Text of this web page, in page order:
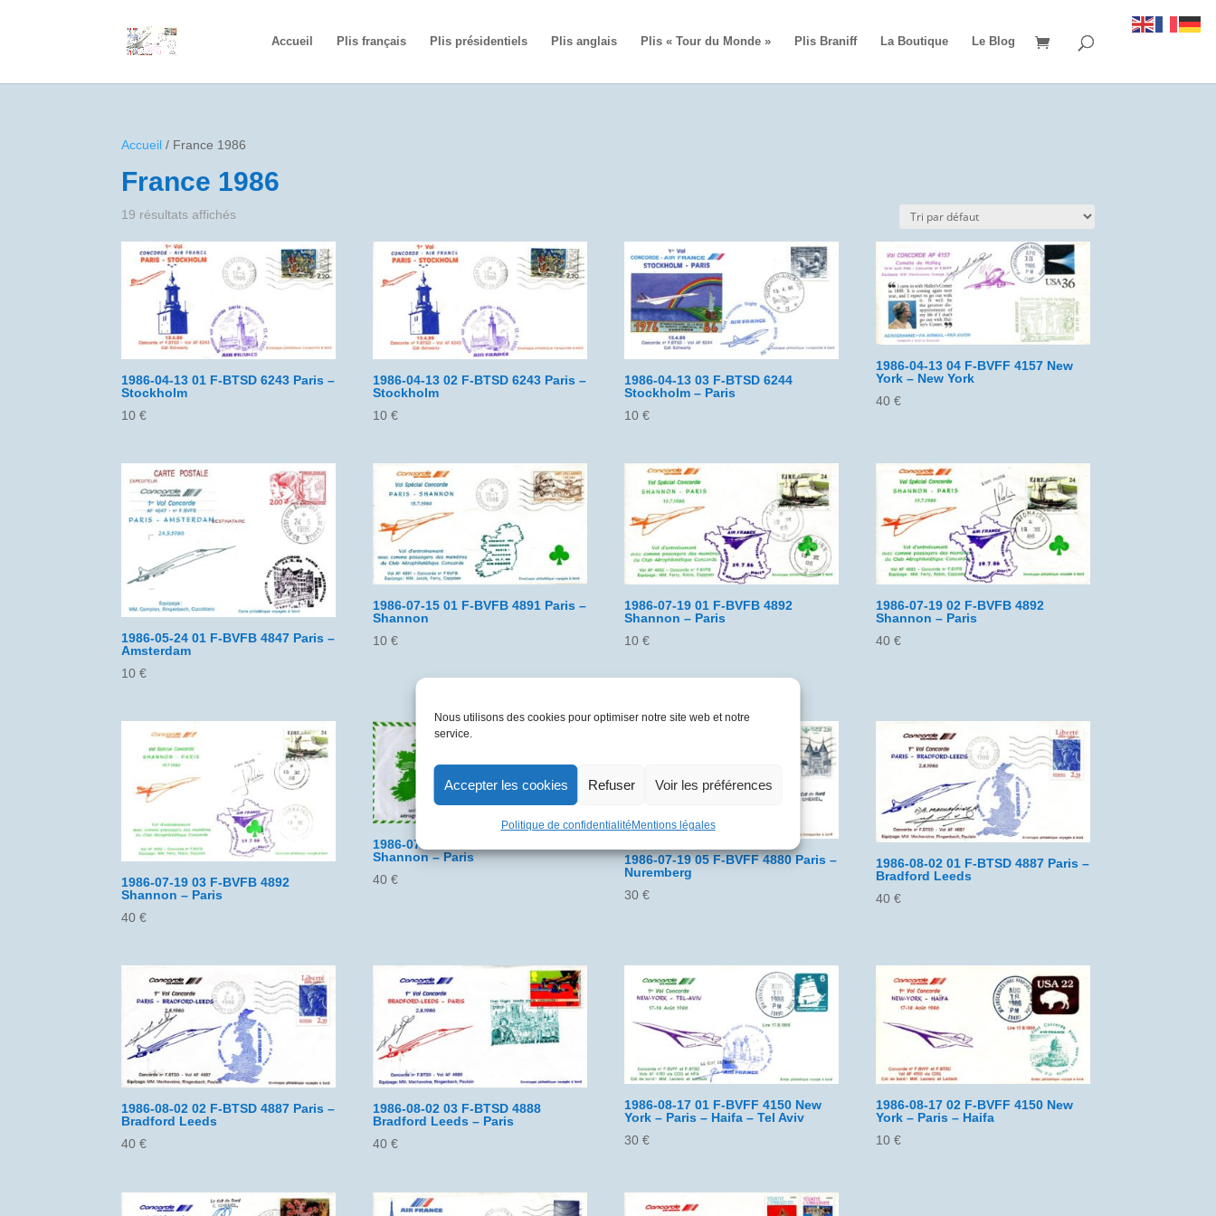
Nous utilisons des cookies pour optimiser notre site web et notre
service.
Accepter les cookies Refuser Voir les préférences
Politique de confidentialité Mentions légales
Accueil Plis français Plis présidentiels Plis anglais Plis « Tour du Monde » Plis Braniff La Boutique Le Blog
Accueil / France 1986
France 1986
19 résultats affichés
1986-04-13 01 F-BTSD 6243 Paris –
Stockholm
10€
1986-04-13 02 F-BTSD 6243 Paris –
Stockholm
10€
1986-04-13 03 F-BTSD 6244
Stockholm – Paris
10€
1986-04-13 04 F-BVFF 4157 New
York – New York
40€
1986-05-24 01 F-BVFB 4847 Paris –
Amsterdam
10€
1986-07-15 01 F-BVFB 4891 Paris –
Shannon
10€
1986-07-19 01 F-BVFB 4892
Shannon – Paris
10€
1986-07-19 02 F-BVFB 4892
Shannon – Paris
40€
1986-07-19 03 F-BVFB 4892
Shannon – Paris
40€
1986-07-19 04 F-BVFB 4892
Shannon – Paris
40€
1986-07-19 05 F-BVFF 4880 Paris –
Nuremberg
30€
1986-08-02 01 F-BTSD 4887 Paris –
Bradford Leeds
40€
1986-08-02 02 F-BTSD 4887 Paris –
Bradford Leeds
40€
1986-08-02 03 F-BTSD 4888
Bradford Leeds – Paris
40€
1986-08-17 01 F-BVFF 4150 New
York – Paris – Haifa – Tel Aviv
30€
1986-08-17 02 F-BVFF 4150 New
York – Paris – Haifa
10€